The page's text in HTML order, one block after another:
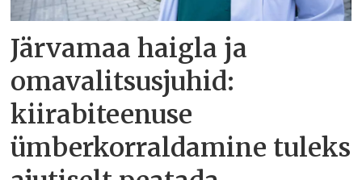
Järvamaa haigla ja
omavalitsusjuhid:
kiirabiteenuse
ümberkorraldamine tuleks